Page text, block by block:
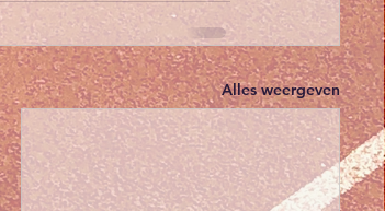
Alles weergeven